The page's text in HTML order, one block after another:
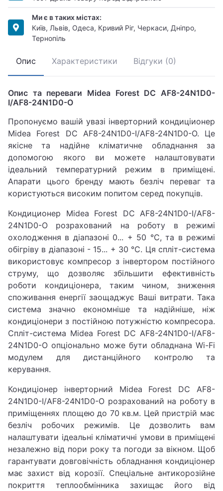
Ми є в таких містах:
Київ, Львів, Одеса, Кривий Ріг, Черкаси, Дніпро,
Тернопіль
Опис Характеристики Відгуки (0)
Опис та переваги Midea Forest DC AF8-24N1D0-
I/AF8-24N1D0-O
Пропонуємо вашій увазі інверторний кондиціионер
Midea Forest DC AF8-24N1D0-I/AF8-24N1D0-O. Це
якісне та надійне кліматичне обладнання за
допомогою якого ви можете налаштовувати
ідеальний температурний режим в приміщені.
Апарати цього бренду мають безліч переваг та
користуються високим попитом серед покупців.
Кондиционер Midea Forest DC AF8-24N1D0-I/AF8-
24N1D0-O розрахований на роботу в режимі
охолодження в діапазоні 0... + 50 °C, та в режимі
обігріву в діапазоні - 15... + 30 °C. Ця спліт-система
використовує компресор з інвертором постійного
струму, що дозволяє збільшити ефективність
роботи кондиціонера, таким чином, зниження
споживання енергії заощаджує Ваші витрати. Така
система значно економніше та надійніше, ніж
кондиціонери з постійною потужністю компресора.
Спліт-система Midea Forest DC AF8-24N1D0-I/AF8-
24N1D0-O опціонально може бути обладнана Wi-Fi
модулем для дистанційного контролю та
керування.
Кондиціонер інверторний Midea Forest DC AF8-
24N1D0-I/AF8-24N1D0-O розрахований на роботу в
приміщеннях площею до 70 кв.м. Цей пристрій має
безліч робочих режимів. Це дозволить вам
налаштувати ідеальні кліматичні умови в приміщені
незалежно від пори року та погоди за вікном. Щоб
гарантувати довговічність обладнання кондиціонер
має захист від корозії. Спеціальне антикорозійне
покриття теплообмінника захищає його від